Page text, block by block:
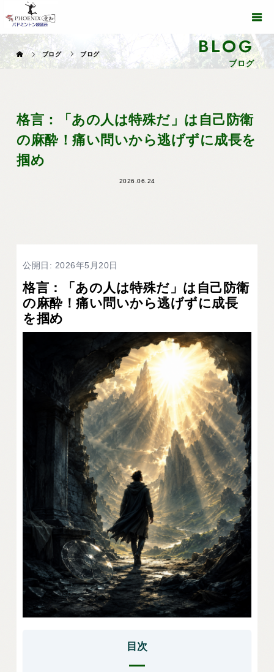
BLOG
ブログ
ブログ ブログ
格言：「あの人は特殊だ」は自己防衛
の麻酔！痛い問いから逃げずに成長を
掴め
2026.06.24
公開日: 2026年5月20日
格言：「あの人は特殊だ」は自己防衛
の麻酔！痛い問いから逃げずに成長
を掴め
目次